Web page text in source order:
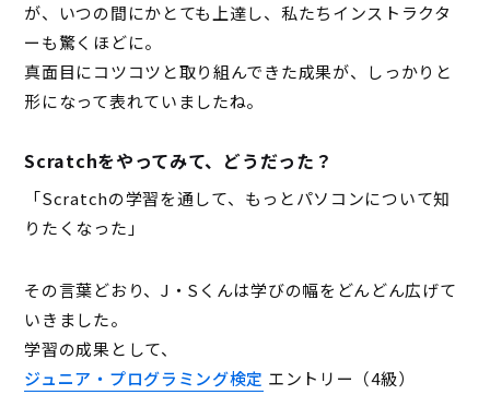
が、いつの間にかとても上達し、私たちインストラクタ
ーも驚くほどに。
真面目にコツコツと取り組んできた成果が、しっかりと
形になって表れていましたね。
Scratchをやってみて、どうだった？
「Scratchの学習を通して、もっとパソコンについて知
りたくなった」
その言葉どおり、J・Sくんは学びの幅をどんどん広げて
いきました。
学習の成果として、
ジュニア・プログラミング検定 エントリー（4級）